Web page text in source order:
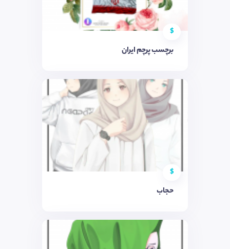
$
برچسب پرچم ایران
$
حجاب‌